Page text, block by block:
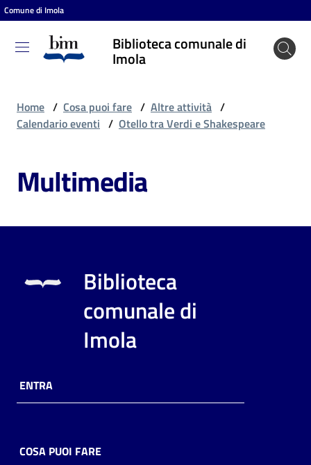
Vai al contenuto
Vai alla navigazione
Vai al footer
Comune di Imola
Biblioteca comunale di
Imola
Biblioteca
comunale
puoi
Risorse
online
Home / Cosa puoi fare / Altre attività /
Calendario eventi / Otello tra Verdi e Shakespeare
Multimedia
Biblioteca
comunale di
Imola
ENTRA
COSA PUOI FARE